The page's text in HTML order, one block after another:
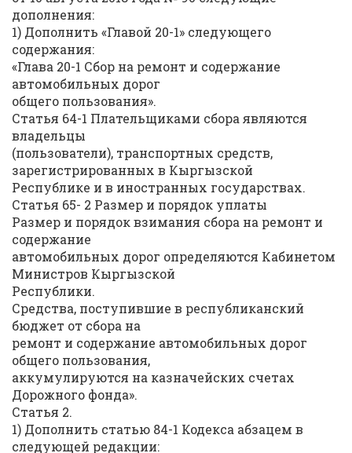
дополнения:
1) Дополнить «Главой 20-1» следующего
содержания:
«Глава 20-1 Сбор на ремонт и содержание
автомобильных дорог
общего пользования».
Статья 64-1 Плательщиками сбора являются
владельцы
(пользователи), транспортных средств,
зарегистрированных в Кыргызской
Республике и в иностранных государствах.
Статья 65- 2 Размер и порядок уплаты
Размер и порядок взимания сбора на ремонт и
содержание
автомобильных дорог определяются Кабинетом
Министров Кыргызской
Республики.
Средства, поступившие в республиканский
бюджет от сбора на
ремонт и содержание автомобильных дорог
общего пользования,
аккумулируются на казначейских счетах
Дорожного фонда».
Статья 2.
1) Дополнить статью 84-1 Кодекса абзацем в
следующей редакции: